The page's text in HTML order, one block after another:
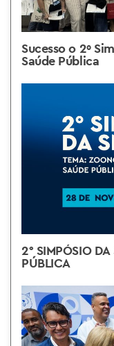
Sucesso o 2º
Saúde Pública
2° SIMPÓSIO
PÚBLICA